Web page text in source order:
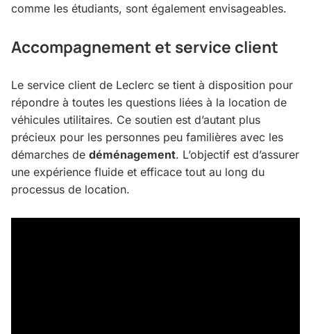
comme les étudiants, sont également envisageables.
Accompagnement et service client
Le service client de Leclerc se tient à disposition pour
répondre à toutes les questions liées à la location de
véhicules utilitaires. Ce soutien est d’autant plus
précieux pour les personnes peu familières avec les
démarches de déménagement. L’objectif est d’assurer
une expérience fluide et efficace tout au long du
processus de location.